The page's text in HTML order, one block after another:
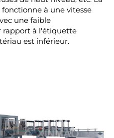
à une vitesse
une faible
rapport à l'étiquette
est inférieur.